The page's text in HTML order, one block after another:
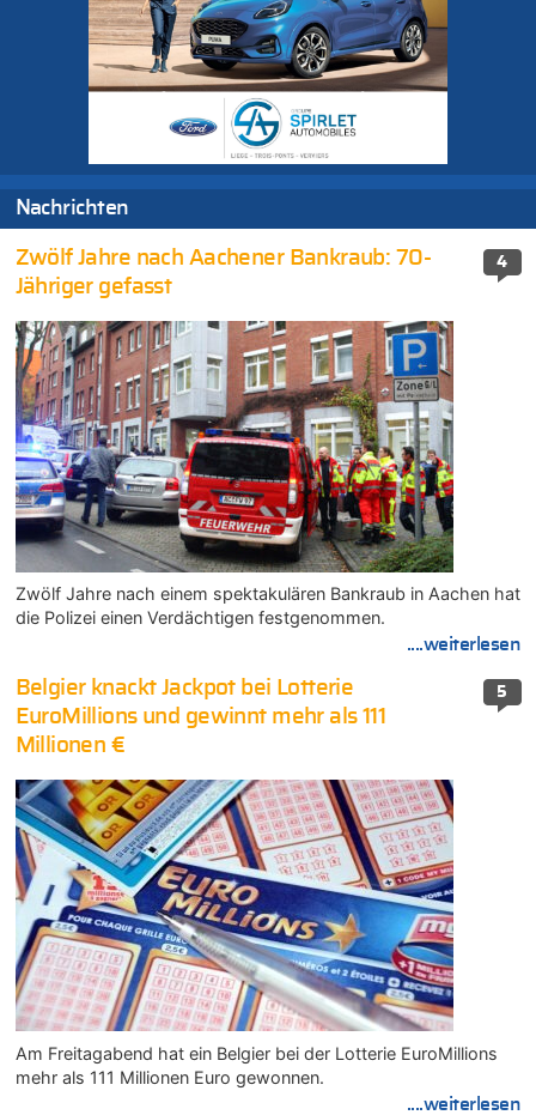
Nachrichten
4
Zwölf Jahre nach Aachener Bankraub: 70-
Jähriger gefasst
Zwölf Jahre nach einem spektakulären Bankraub in Aachen hat
die Polizei einen Verdächtigen festgenommen.
....weiterlesen
5
Belgier knackt Jackpot bei Lotterie
EuroMillions und gewinnt mehr als 111
Millionen €
Am Freitagabend hat ein Belgier bei der Lotterie EuroMillions
mehr als 111 Millionen Euro gewonnen.
....weiterlesen